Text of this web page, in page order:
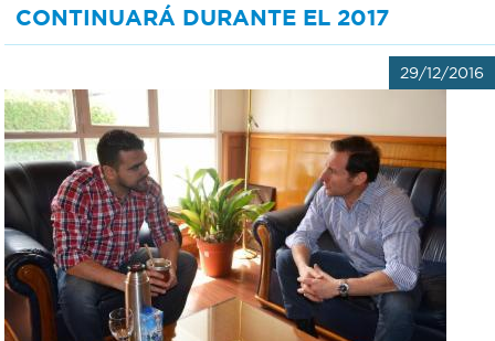
CONTINUARÁ DURANTE EL 2017
29/12/2016